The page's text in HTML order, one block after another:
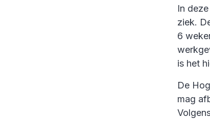
In
ziek.
6
is het
De
mag